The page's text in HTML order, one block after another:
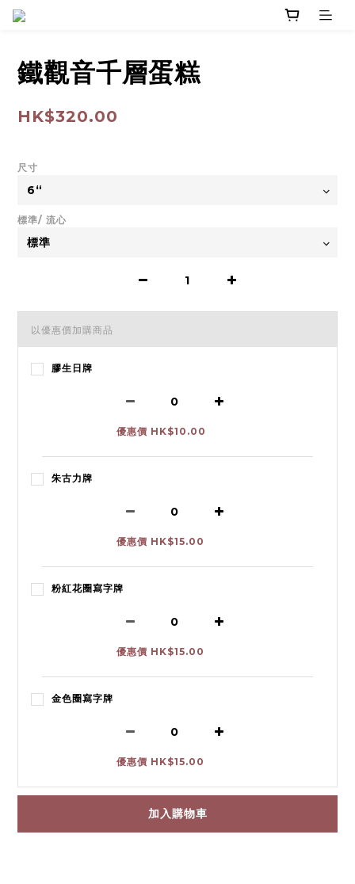
鐵觀音千層蛋糕
HK$320.00
尺寸
標準/ 流心
以優惠價加購商品
膠生日牌
優惠價 HK$10.00
朱古力牌
優惠價 HK$15.00
粉紅花圈寫字牌
優惠價 HK$15.00
金色圈寫字牌
優惠價 HK$15.00
加入購物車